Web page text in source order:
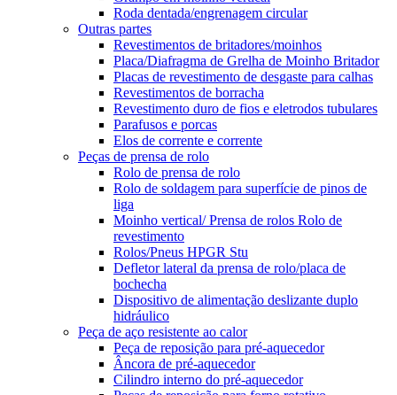
Roda dentada/engrenagem circular
Outras partes
Revestimentos de britadores/moinhos
Placa/Diafragma de Grelha de Moinho Britador
Placas de revestimento de desgaste para calhas
Revestimentos de borracha
Revestimento duro de fios e eletrodos tubulares
Parafusos e porcas
Elos de corrente e corrente
Peças de prensa de rolo
Rolo de prensa de rolo
Rolo de soldagem para superfície de pinos de
liga
Moinho vertical/ Prensa de rolos Rolo de
revestimento
Rolos/Pneus HPGR Stu
Defletor lateral da prensa de rolo/placa de
bochecha
Dispositivo de alimentação deslizante duplo
hidráulico
Peça de aço resistente ao calor
Peça de reposição para pré-aquecedor
Âncora de pré-aquecedor
Cilindro interno do pré-aquecedor